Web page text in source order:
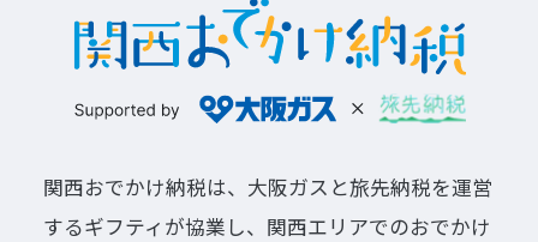
関西おでかけ納税は、大阪ガスと旅先納税を運営
するギフティが協業し、関西エリアでのおでかけ